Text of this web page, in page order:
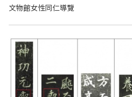
文物館女性同仁導覽